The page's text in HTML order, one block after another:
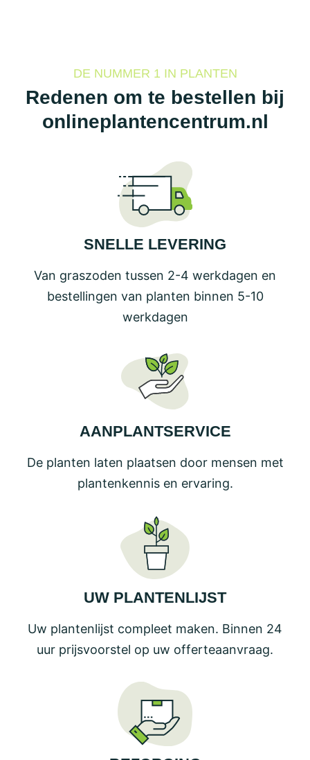
DE NUMMER 1 IN PLANTEN
Redenen om te bestellen bij
onlineplantencentrum.nl
SNELLE LEVERING
Van graszoden tussen 2-4 werkdagen en
bestellingen van planten binnen 5-10
werkdagen
AANPLANTSERVICE
De planten laten plaatsen door mensen met
plantenkennis en ervaring.
UW PLANTENLIJST
Uw plantenlijst compleet maken. Binnen 24
uur prijsvoorstel op uw offerteaanvraag.